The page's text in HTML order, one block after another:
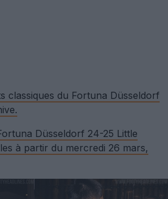
classiques du Fortuna Düsseldorf
Düsseldorf 24-25 Little
à partir du mercredi 26 mars,